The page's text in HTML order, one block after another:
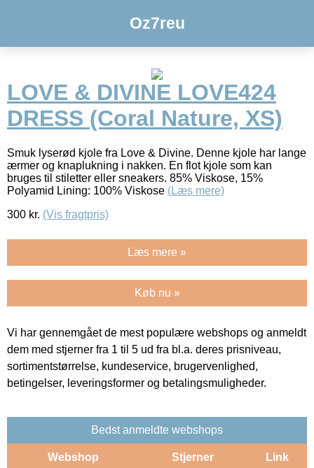
Oz7reu
LOVE & DIVINE LOVE424
DRESS (Coral Nature, XS)
Smuk lyserød kjole fra Love & Divine. Denne kjole har lange
ærmer og knaplukning i nakken. En flot kjole som kan
bruges til stiletter eller sneakers. 85% Viskose, 15%
Polyamid Lining: 100% Viskose (Læs mere)
300 kr. (Vis fragtpris)
Læs mere »
Køb nu »
Vi har gennemgået de mest populære webshops og anmeldt
dem med stjerner fra 1 til 5 ud fra bl.a. deres prisniveau,
sortimentstørrelse, kundeservice, brugervenlighed,
betingelser, leveringsformer og betalingsmuligheder.
Bedst anmeldte webshops
Webshop Stjerner Link